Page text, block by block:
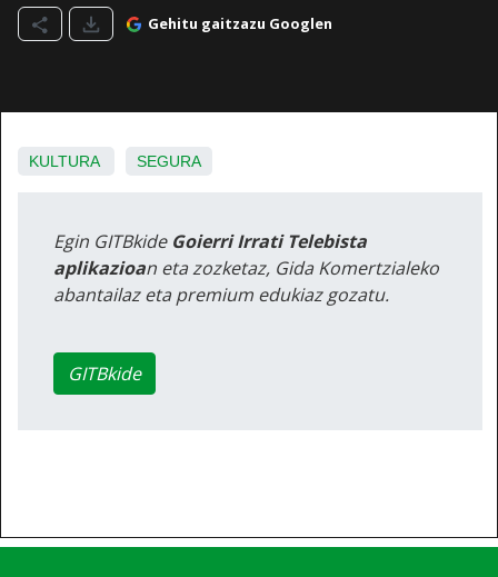
Gehitu gaitzazu Googlen
KULTURA SEGURA
Egin GITBkide Goierri Irrati Telebista
aplikazioan eta zozketaz, Gida Komertzialeko
abantailaz eta premium edukiaz gozatu.
GITBkide